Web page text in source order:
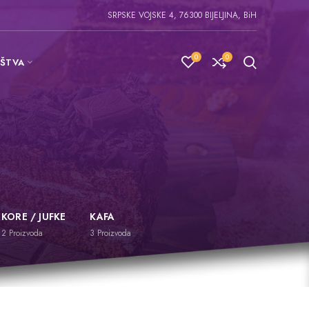
SRPSKE VOJSKE 4, 76300 BIJELJINA, BiH
0 0
KORE / JUFKE
2 Proizvoda
KAFA
3 Proizvoda